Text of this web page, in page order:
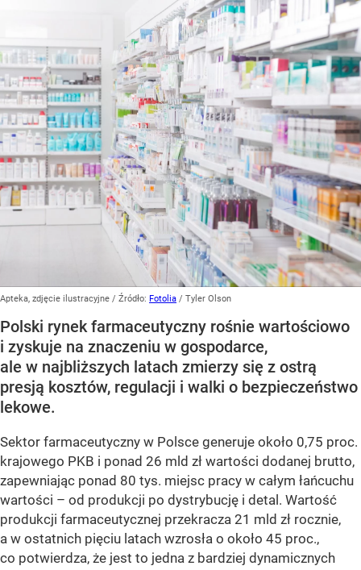
Apteka, zdjęcie ilustracyjne / Źródło: Fotolia / Tyler Olson
Polski rynek farmaceutyczny rośnie wartościowo
i zyskuje na znaczeniu w gospodarce,
ale w najbliższych latach zmierzy się z ostrą
presją kosztów, regulacji i walki o bezpieczeństwo
lekowe.
Sektor farmaceutyczny w Polsce generuje około 0,75 proc.
krajowego PKB i ponad 26 mld zł wartości dodanej brutto,
zapewniając ponad 80 tys. miejsc pracy w całym łańcuchu
wartości – od produkcji po dystrybucję i detal. Wartość
produkcji farmaceutycznej przekracza 21 mld zł rocznie,
a w ostatnich pięciu latach wzrosła o około 45 proc.,
co potwierdza, że jest to jedna z bardziej dynamicznych